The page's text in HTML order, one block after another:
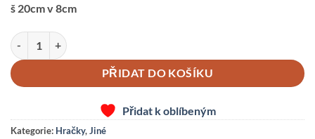
š 20cm v 8cm
ŠNĚROVADLO DUHA množství
PŘIDAT DO KOŠÍKU
Přidat k oblíbeným
Kategorie: Hračky,Jiné